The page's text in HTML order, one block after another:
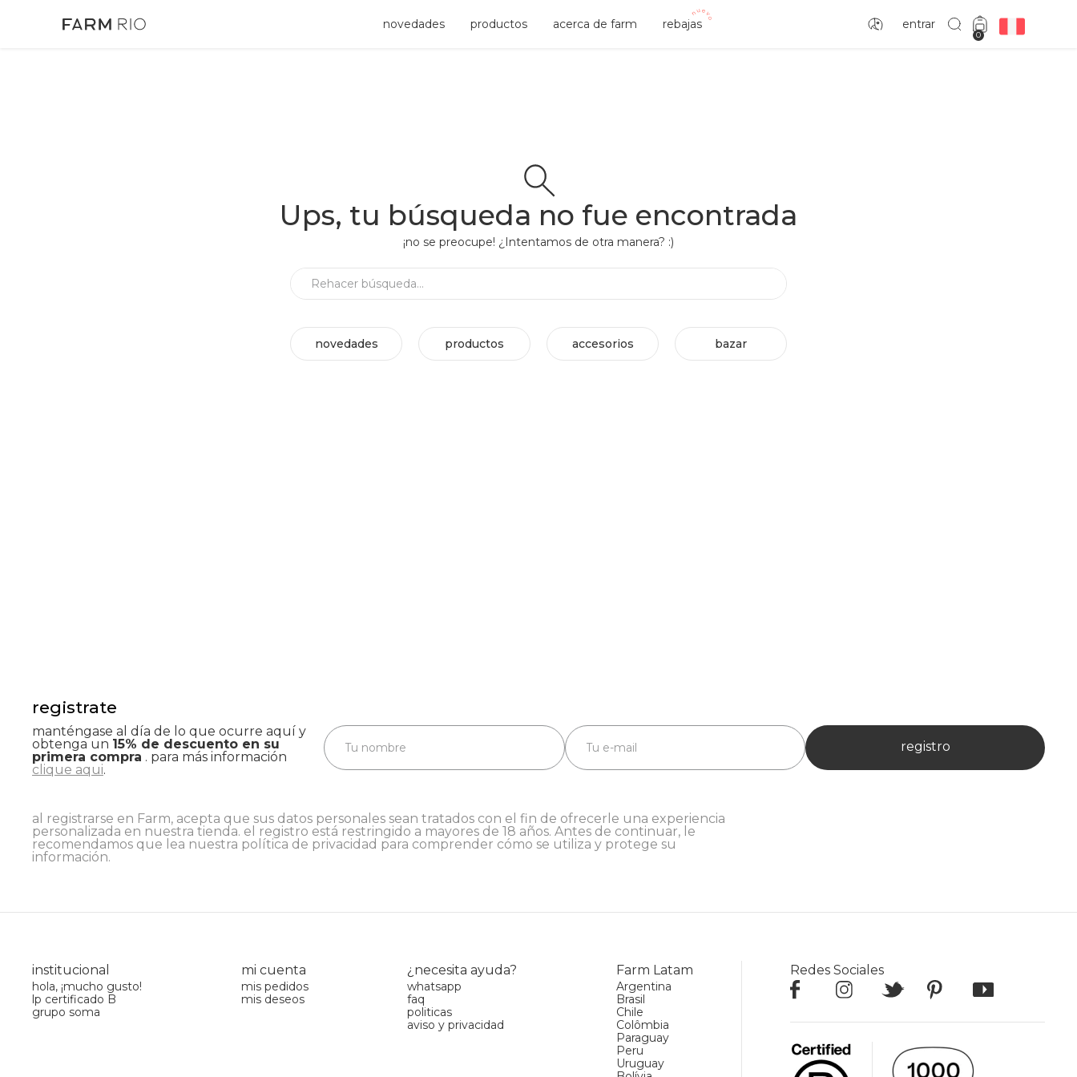
novedades productos acerca de farm rebajas entrar
0
Ups, tu búsqueda no fue encontrada
¡no se preocupe! ¿Intentamos de otra manera? :)
Rehacer búsqueda...
novedades productos accesorios bazar
registrate
manténgase al día de lo que ocurre aquí y
obtenga un 15% de descuento en su
primera compra . para más información
clique aqui.
registro
al registrarse en Farm, acepta que sus datos personales sean tratados con el fin de ofrecerle una experiencia
personalizada en nuestra tienda. el registro está restringido a mayores de 18 años. Antes de continuar, le
recomendamos que lea nuestra política de privacidad para comprender cómo se utiliza y protege su
información.
institucional
hola, ¡mucho gusto!
lp certificado B
grupo soma
mi cuenta
mis pedidos
mis deseos
¿necesita ayuda?
whatsapp
faq
politicas
aviso y privacidad
Farm Latam
Argentina
Brasil
Chile
Colômbia
Paraguay
Peru
Uruguay
Redes Sociales